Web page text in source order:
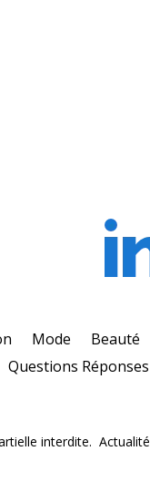
Mode Beauté
Questions Réponses
interdite.